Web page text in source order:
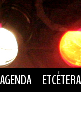
AGENDA ETCÉTERA